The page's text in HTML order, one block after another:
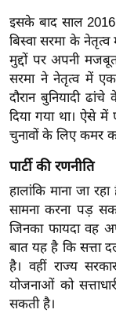
र्ल्ड
न्यू
ज
ब्री
फ
म
नो
ज
न
ज
ग
त
बॉ
इसके बाद साल
बिस्वा सरमा के
मुद्दों पर अपनी
सरमा ने नेतृत्व में
दौरान बुनियादी
दिया गया था। ऐसे
चुनावों के लिए कमर
पार्टी की रणनीति
हालांकि माना जा
सामना करना पड़
जिनका फायदा वह
बात यह है कि सत्ता
है। वहीं राज्य
योजनाओं को
सकती है।